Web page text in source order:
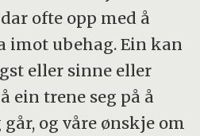
ofte opp med å
imot ubehag. Ein kan
eller sinne eller
ein trene seg på å
og våre ønskje om